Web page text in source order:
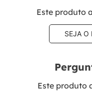
Este produto
SEJA O
Este produto